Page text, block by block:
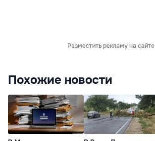
Разместить рекламу на сайте
Похожие новости